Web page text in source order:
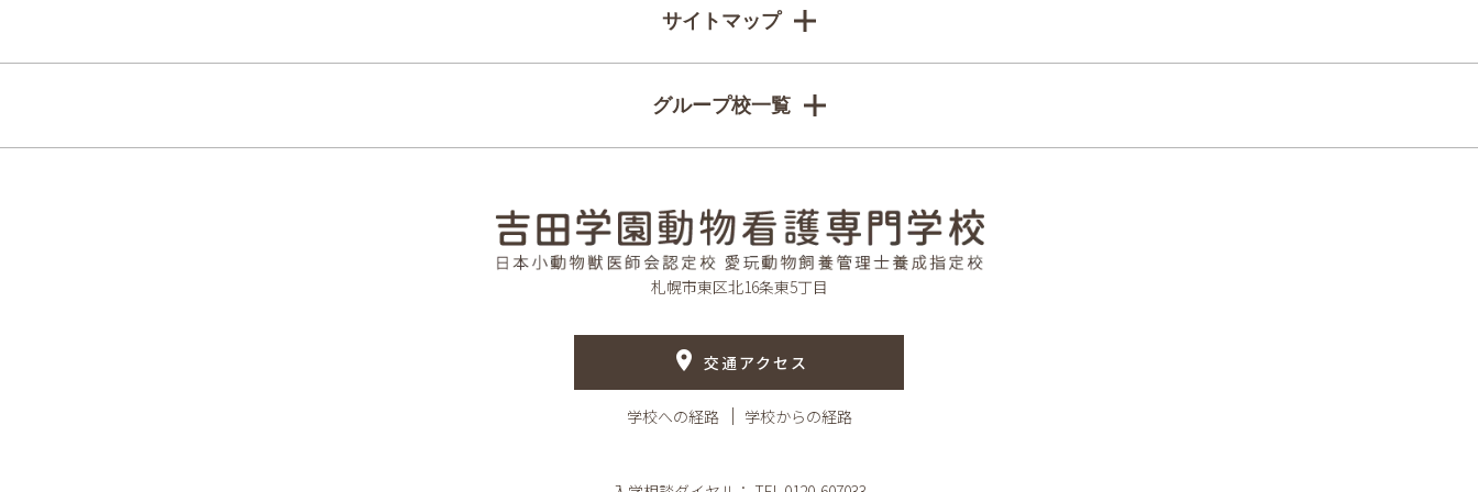
サイトマップ
グループ校一覧
札幌市東区北16条東5丁目
交通アクセス
学校への経路 学校からの経路